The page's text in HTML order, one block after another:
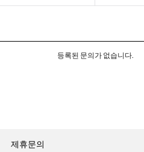
등록된 문의가 없습니다.
제휴문의